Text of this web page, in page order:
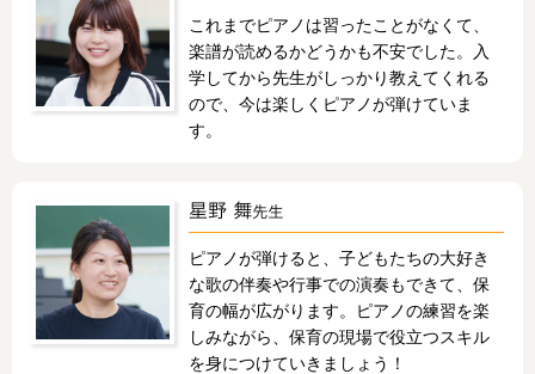
これまでピアノは習ったことがなくて、
楽譜が読めるかどうかも不安でした。入
学してから先生がしっかり教えてくれる
ので、今は楽しくピアノが弾けていま
す。
ピアノが弾けると、子どもたちの大好き
な歌の伴奏や行事での演奏もできて、保
育の幅が広がります。ピアノの練習を楽
しみながら、保育の現場で役立つスキル
を身につけていきましょう！